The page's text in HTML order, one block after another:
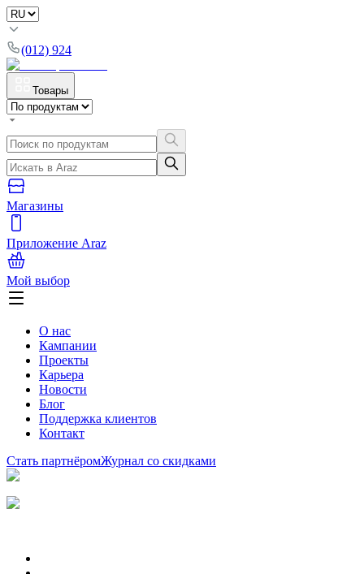
(012) 924
Товары
Магазины
Приложение Araz
Мой выбор
О нас
Кампании
Проекты
Карьера
Новости
Блог
Поддержка клиентов
Контакт
Стать партнёромЖурнал со скидками